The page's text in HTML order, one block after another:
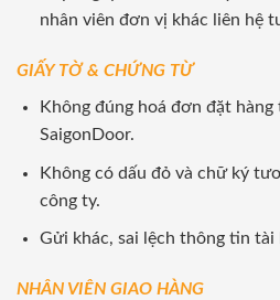
nhân viên đơn vị khác liên hệ
GIẤY TỜ & CHỨNG TỪ
Không đúng hoá đơn đặt hàng
SaigonDoor.
Không có dấu đỏ và chữ ký
công ty.
Gửi khác, sai lệch thông tin tài
NHÂN VIÊN GIAO HÀNG